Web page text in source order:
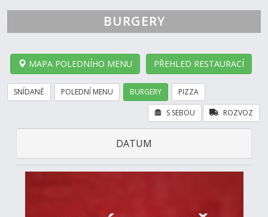
BURGERY
MAPA POLEDNÍHO MENU PŘEHLED RESTAURACÍ
SNÍDANĚ POLEDNÍ MENU BURGERY PIZZA
ROZVOZ
S SEBOU
DATUM